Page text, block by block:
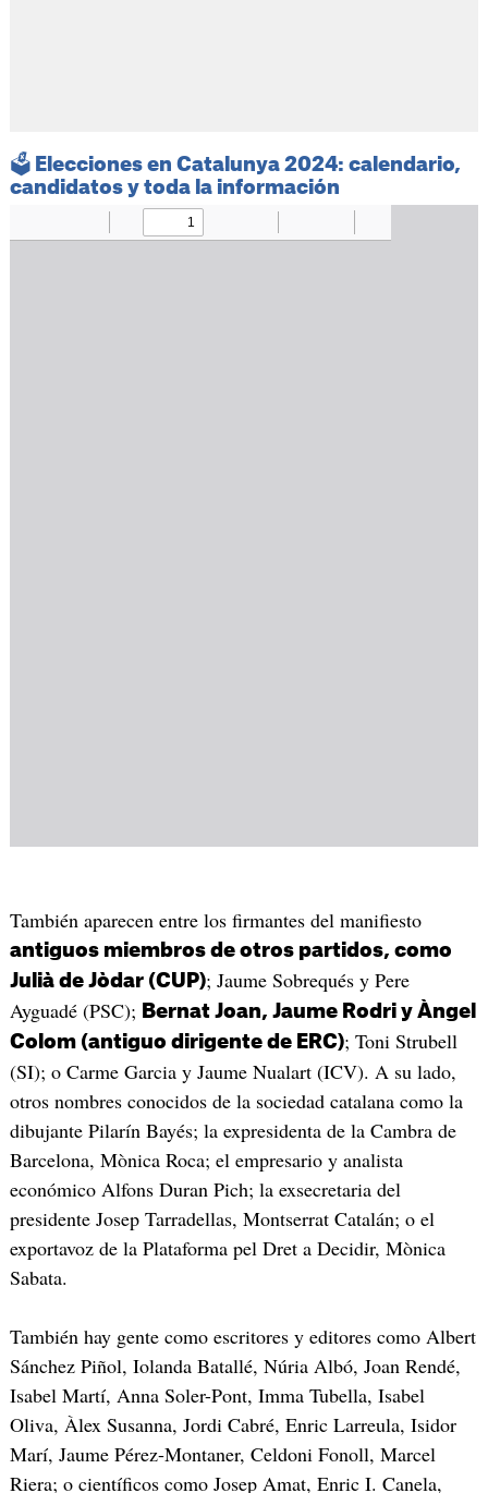
🗳️ Elecciones en Catalunya 2024: calendario,
candidatos y toda la información
También aparecen entre los firmantes del manifiesto
antiguos miembros de otros partidos, como
Julià de Jòdar (CUP); Jaume Sobrequés y Pere
Ayguadé (PSC); Bernat Joan, Jaume Rodri y Àngel
Colom (antiguo dirigente de ERC); Toni Strubell
(SI); o Carme Garcia y Jaume Nualart (ICV). A su lado,
otros nombres conocidos de la sociedad catalana como la
dibujante Pilarín Bayés; la expresidenta de la Cambra de
Barcelona, Mònica Roca; el empresario y analista
económico Alfons Duran Pich; la exsecretaria del
presidente Josep Tarradellas, Montserrat Catalán; o el
exportavoz de la Plataforma pel Dret a Decidir, Mònica
Sabata.
También hay gente como escritores y editores como Albert
Sánchez Piñol, Iolanda Batallé, Núria Albó, Joan Rendé,
Isabel Martí, Anna Soler-Pont, Imma Tubella, Isabel
Oliva, Àlex Susanna, Jordi Cabré, Enric Larreula, Isidor
Marí, Jaume Pérez-Montaner, Celdoni Fonoll, Marcel
Riera; o científicos como Josep Amat, Enric I. Canela,